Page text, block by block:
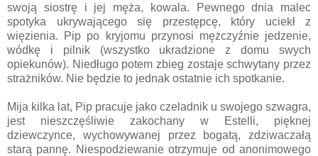
swoją siostrę i jej męża, kowala. Pewnego dnia malec
spotyka ukrywającego się przestępcę, który uciekł z
więzienia. Pip po kryjomu przynosi mężczyźnie jedzenie,
wódkę i pilnik (wszystko ukradzione z domu swych
opiekunów). Niedługo potem zbieg zostaje schwytany przez
strażników. Nie będzie to jednak ostatnie ich spotkanie.
Mija kilka lat, Pip pracuje jako czeladnik u swojego szwagra,
jest nieszczęśliwie zakochany w Estelli, pięknej
dziewczynce, wychowywanej przez bogatą, zdziwaczałą
starą pannę. Niespodziewanie otrzymuje od anonimowego